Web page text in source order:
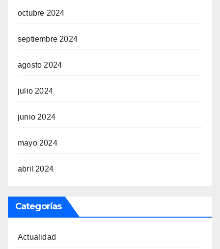
octubre 2024
septiembre 2024
agosto 2024
julio 2024
junio 2024
mayo 2024
abril 2024
Categorías
Actualidad